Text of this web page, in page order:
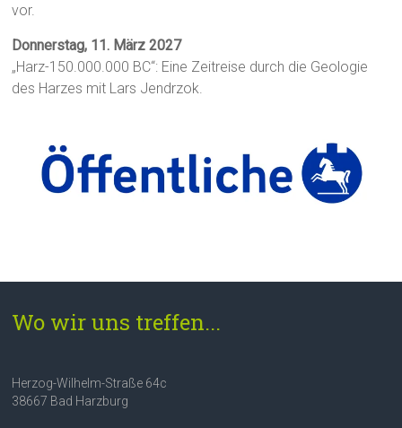
vor.
Donnerstag, 11. März 2027
„Harz-150.000.000 BC“: Eine Zeitreise durch die Geologie
des Harzes mit Lars Jendrzok.
Wo wir uns treffen...
Herzog-Wilhelm-Straße 64c
38667 Bad Harzburg